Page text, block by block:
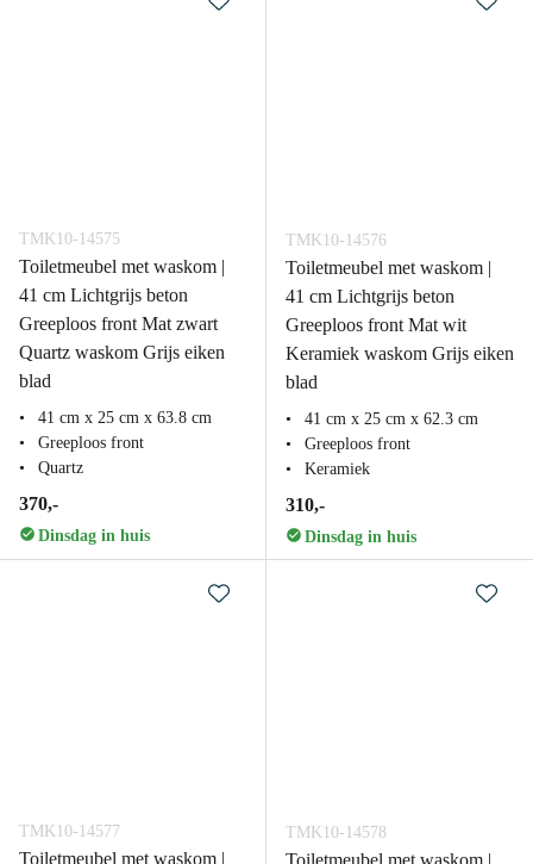
TMK10-14575
Toiletmeubel met waskom |
41 cm Lichtgrijs beton
Greeploos front Mat zwart
Quartz waskom Grijs eiken
blad
41 cm x 25 cm x 63.8 cm
Greeploos front
Quartz
370,-
Dinsdag in huis
TMK10-14576
Toiletmeubel met waskom |
41 cm Lichtgrijs beton
Greeploos front Mat wit
Keramiek waskom Grijs eiken
blad
41 cm x 25 cm x 62.3 cm
Greeploos front
Keramiek
310,-
Dinsdag in huis
TMK10-14577
Toiletmeubel met waskom |
TMK10-14578
Toiletmeubel met waskom |